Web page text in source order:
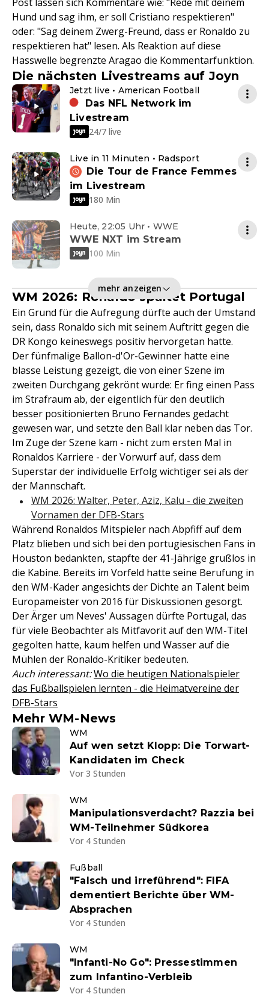
Hund und sag ihm, er soll Cristiano respektieren"
oder: "Sag deinem Zwerg-Freund, dass er Ronaldo zu
respektieren hat" lesen. Als Reaktion auf diese
Hasswelle begrenzte Aragao die Kommentarfunktion.
Die nächsten Livestreams auf Joyn
Jetzt live • American Football
Das NFL Network im
Livestream
24/7 live
Live in 11 Minuten • Radsport
Die Tour de France Femmes
im Livestream
180 Min
Heute, 22:05 Uhr • WWE
WWE NXT im Stream
100 Min
mehr anzeigen
WM 2026: Ronaldo spaltet Portugal
Ein Grund für die Aufregung dürfte auch der Umstand
sein, dass Ronaldo sich mit seinem Auftritt gegen die
DR Kongo keineswegs positiv hervorgetan hatte.
Der fünfmalige Ballon-d'Or-Gewinner hatte eine
blasse Leistung gezeigt, die von einer Szene im
zweiten Durchgang gekrönt wurde: Er fing einen Pass
im Strafraum ab, der eigentlich für den deutlich
besser positionierten Bruno Fernandes gedacht
gewesen war, und setzte den Ball klar neben das Tor.
Im Zuge der Szene kam - nicht zum ersten Mal in
Ronaldos Karriere - der Vorwurf auf, dass dem
Superstar der individuelle Erfolg wichtiger sei als der
der Mannschaft.
WM 2026: Walter, Peter, Aziz, Kalu - die zweiten
Vornamen der DFB-Stars
Während Ronaldos Mitspieler nach Abpfiff auf dem
Platz blieben und sich bei den portugiesischen Fans in
Houston bedankten, stapfte der 41-Jährige grußlos in
die Kabine. Bereits im Vorfeld hatte seine Berufung in
den WM-Kader angesichts der Dichte an Talent beim
Europameister von 2016 für Diskussionen gesorgt.
Der Ärger um Neves' Aussagen dürfte Portugal, das
für viele Beobachter als Mitfavorit auf den WM-Titel
gegolten hatte, kaum helfen und Wasser auf die
Mühlen der Ronaldo-Kritiker bedeuten.
Auch interessant:Wo die heutigen Nationalspieler
das Fußballspielen lernten - die Heimatvereine der
DFB-Stars
Mehr WM-News
WM
Auf wen setzt Klopp: Die Torwart-
Kandidaten im Check
Vor 3 Stunden
WM
Manipulationsverdacht? Razzia bei
WM-Teilnehmer Südkorea
Vor 4 Stunden
Fußball
"Falsch und irreführend": FIFA
dementiert Berichte über WM-
Absprachen
Vor 4 Stunden
WM
"Infanti-No Go": Pressestimmen
zum Infantino-Verbleib
Vor 4 Stunden